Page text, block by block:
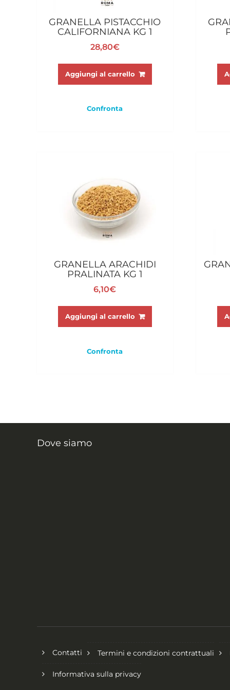
GRANELLA PISTACCHIO
CALIFORNIANA KG 1
28,80€
Aggiungi al carrello
Confronta
GRANELLA ARACHIDI
PRALINATA KG 1
6,10€
Aggiungi al carrello
Confronta
Dove siamo
Contatti Termini e condizioni contrattuali
Informativa sulla privacy